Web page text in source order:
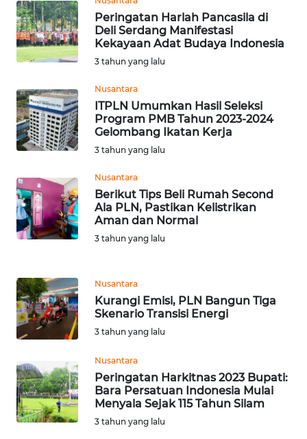
Peringatan Harlah Pancasila di
Deli Serdang Manifestasi
Kekayaan Adat Budaya Indonesia
3 tahun yang lalu
Nusantara
ITPLN Umumkan Hasil Seleksi
Program PMB Tahun 2023-2024
Gelombang Ikatan Kerja
3 tahun yang lalu
Nusantara
Berikut Tips Beli Rumah Second
Ala PLN, Pastikan Kelistrikan
Aman dan Normal
3 tahun yang lalu
Nusantara
Kurangi Emisi, PLN Bangun Tiga
Skenario Transisi Energi
3 tahun yang lalu
Nusantara
Peringatan Harkitnas 2023 Bupati:
Bara Persatuan Indonesia Mulai
Menyala Sejak 115 Tahun Silam
3 tahun yang lalu
WN
KARO
SIMALUNGUN
WN
LABUHANBATU
WN
TAPANULI
TENGAH
WN
TEBING
TINGGI
WN
PAKPAK
WN